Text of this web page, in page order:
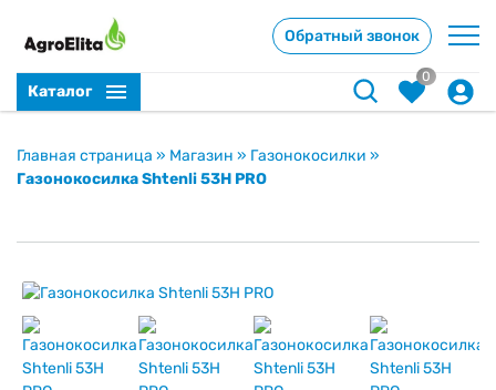
Обратный звонок
Каталог
0
Главная страница » Магазин » Газонокосилки »
Газонокосилка Shtenli 53H PRO